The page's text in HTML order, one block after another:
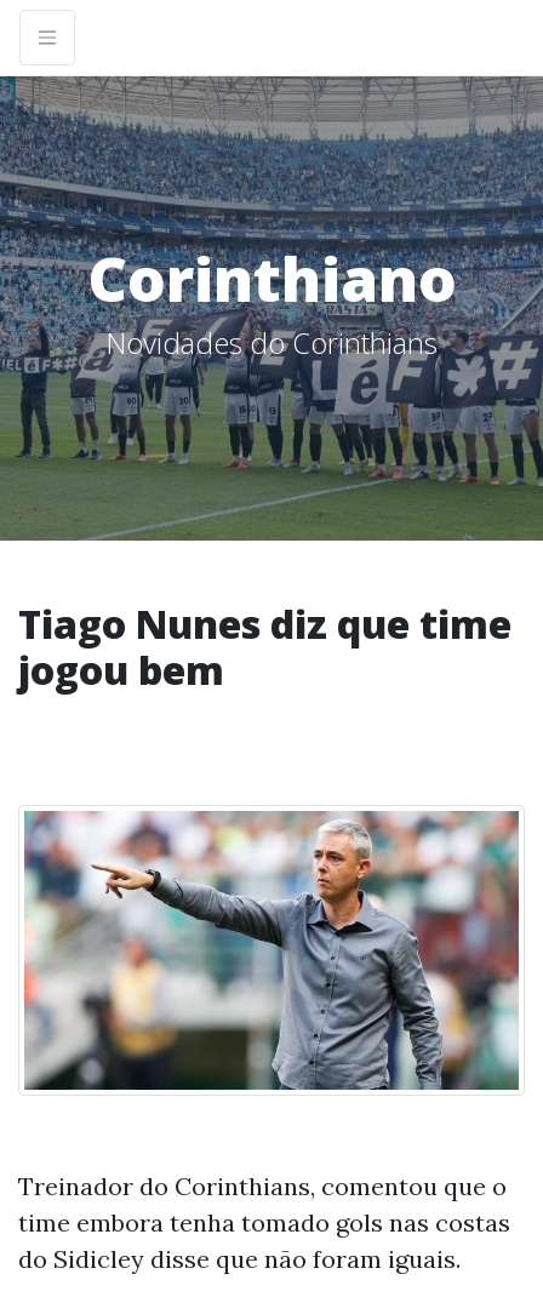
Corinthiano
Novidades do Corinthians
Tiago Nunes diz que time
jogou bem
Treinador do Corinthians, comentou que o
time embora tenha tomado gols nas costas
do Sidicley disse que não foram iguais.